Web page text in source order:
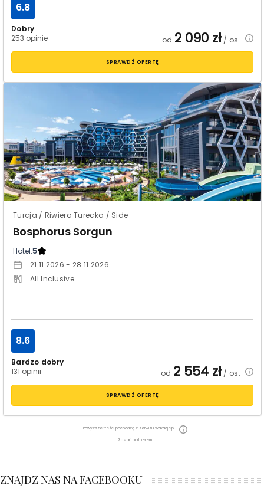
Dobry
253 opinie
6.8
od 2 090 zł/ os.
SPRAWDŹ OFERTĘ
Turcja / Riwiera Turecka / Side
Bosphorus Sorgun
Hotel:5
21.11.2026 - 28.11.2026
All Inclusive
Bardzo dobry
131 opinii
8.6
od 2 554 zł/ os.
SPRAWDŹ OFERTĘ
Powyższe treści pochodzą z serwisu Wakacje.pl
Zostań partnerem
ZNAJDZ NAS NA FACEBOOKU